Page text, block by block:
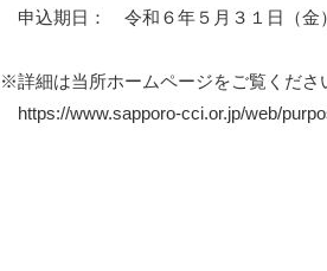
申込期日： 令和６年５月３１日（金
※詳細は当所ホームページをご覧くだ
https://www.sapporo-cci.or.jp/web/